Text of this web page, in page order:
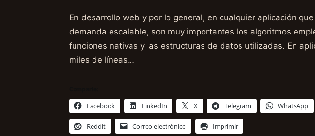
En desarrollo web y por lo general, en cualquier aplicación
demanda escalable, son muy importantes los algoritmos
funciones nativas y las estructuras de datos utilizadas. En
miles de líneas…
Facebook LinkedIn X Telegram WhatsApp
Reddit Correo electrónico Imprimir